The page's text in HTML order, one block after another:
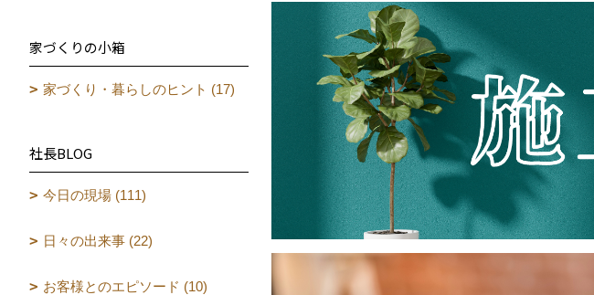
家づくりの小箱
家づくり・暮らしのヒント (17)
社長BLOG
今日の現場 (111)
日々の出来事 (22)
お客様とのエピソード (10)